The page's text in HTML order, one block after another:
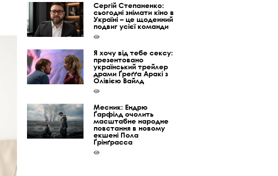
Сергій Степаненко:
сьогодні знімати кіно в
Україні – це щоденний
подвиг усієї команди
Я хочу від тебе сексу:
презентовано
український трейлер
драми Ґреґґа Аракі з
Олівією Вайлд
Месник: Ендрю
Ґарфілд очолить
масштабне народне
повстання в новому
екшені Пола
Ґрінґрасса